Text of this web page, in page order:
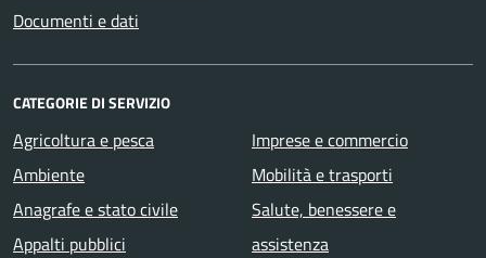
Documenti e dati
CATEGORIE DI SERVIZIO
Agricoltura e pesca
Ambiente
Anagrafe e stato civile
Appalti pubblici
Imprese e commercio
Mobilità e trasporti
Salute, benessere e
assistenza